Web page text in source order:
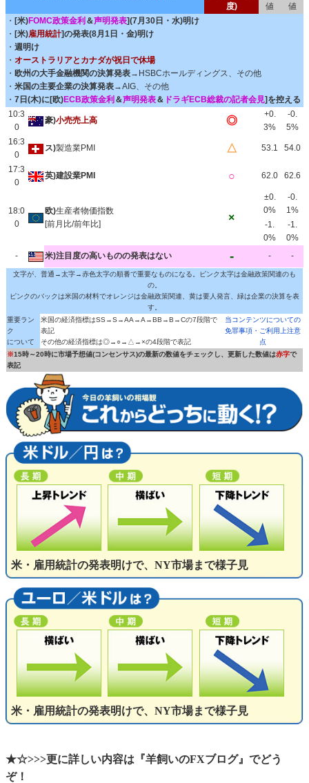
度)
値
値
・ [米)FOMC政策金利 ＆声明発表](7月30日・水)明け
・ [米)雇用統計]の発表(8月1日・金)明け
・ 週明け
・ オーストラリアとカナダが祝日で休場
・ 欧州の大手金融機関の決算発表→HSBCホールディングス、その他
・ 米国の主要企業の決算発表→AIG、その他
・ 7日(木)に[欧)ECB政策金利 ＆声明発表＆ ドラギECB総裁の記者会見]を控える
10:3
0
豪)小売売上高 ◎
+0.
3%
-0.
5%
16:3
0
ス)製造業PMI △ 53.1 54.0
17:3
0
英)建設業PMI ○ 62.0 62.6
18:0
0
欧)生産者物価指数
[前月比/前年比]
×
±0.
0%
-0.
1%
-1.
0%
-1.
0%
-
米)注目度の高いものの発表はない - - -
文字が、普通→太字→赤色太字の順番で重要なものになる。ピンク太字は金融政策関連のも
の。
ピンクのバックは米国の材料でオレンジは金融政策関連、黄は要人発言、緑は企業の決算を表
す。
重要ラン
ク
について
米国の経済指標はSS→S→AA→A→BB→B→Cの7段階で
表記
その他の経済指標は◎→○→△→×の4段階で表記
当コンテンツについての
免罪事項・ご利用上注意
点
※15時～20時に市場予想値(コンセンサス)の最新の数値をチェックし、更新した数値は赤字で
表記
米・雇用統計の発表明けで、NY市場まで様子見
米・雇用統計の発表明けで、NY市場まで様子見
★☆>>>更に詳しい内容は『羊飼いのFXブログ』でどう
ぞ！